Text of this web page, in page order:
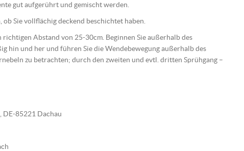
gut aufgerührt und gemischt werden.
Sie vollflächig deckend beschichtet haben.
Abstand von 25-30cm. Beginnen Sie außerhalb des
hin und her und führen Sie die Wendebewegung außerhalb des
zu betrachten; durch den zweiten und evtl. dritten Sprühgang –
DE-85221 Dachau